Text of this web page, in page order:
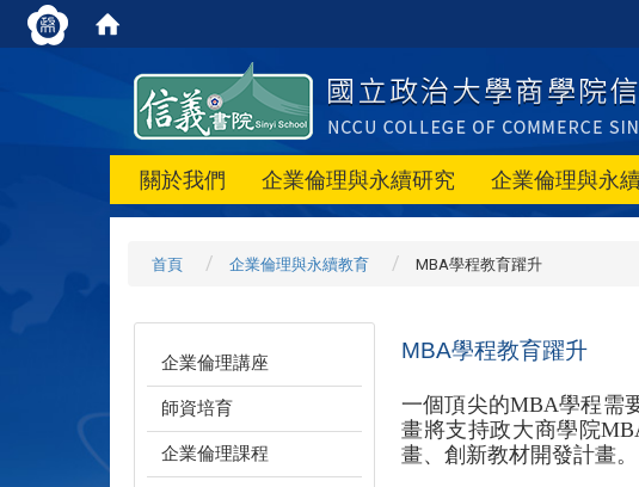
關於我們 企業倫理與永續研究 企業倫理與永
首頁 企業倫理與永續教育 MBA學程教育躍升
企業倫理講座
師資培育
企業倫理課程
MBA學程教育躍升
一個頂尖的MBA學程需
畫將支持政大商學院
畫、創新教材開發計畫。